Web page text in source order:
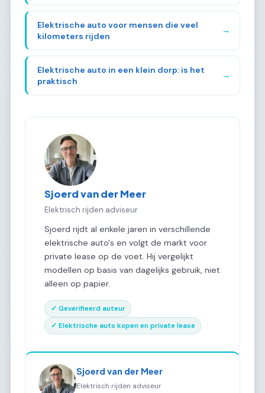
Elektrische auto voor mensen die veel
kilometers rijden
→
Elektrische auto in een klein dorp: is het
praktisch
→
Sjoerd van der Meer
Elektrisch rijden adviseur
Sjoerd rijdt al enkele jaren in verschillende
elektrische auto's en volgt de markt voor
private lease op de voet. Hij vergelijkt
modellen op basis van dagelijks gebruik, niet
alleen op papier.
✓ Geverifieerd auteur
✓ Elektrische auto kopen en private lease
Sjoerd van der Meer
Elektrisch rijden adviseur